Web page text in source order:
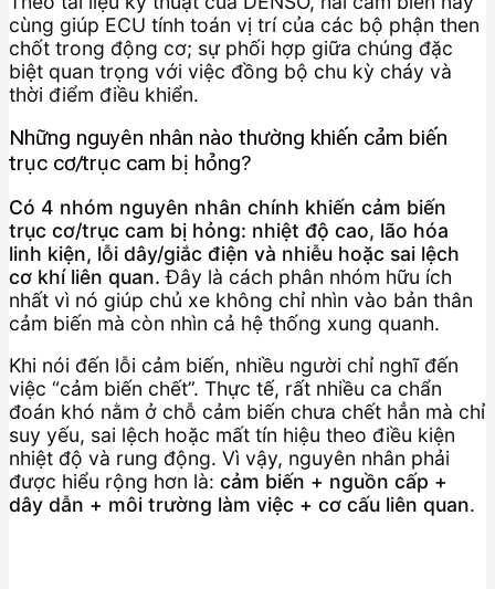
cùng giúp ECU tính toán vị trí của các bộ phận then
chốt trong động cơ; sự phối hợp giữa chúng đặc
biệt quan trọng với việc đồng bộ chu kỳ cháy và
thời điểm điều khiển.
Những nguyên nhân nào thường khiến cảm biến
trục cơ/trục cam bị hỏng?
Có 4 nhóm nguyên nhân chính khiến cảm biến
trục cơ/trục cam bị hỏng: nhiệt độ cao, lão hóa
linh kiện, lỗi dây/giắc điện và nhiễu hoặc sai lệch
cơ khí liên quan. Đây là cách phân nhóm hữu ích
nhất vì nó giúp chủ xe không chỉ nhìn vào bản thân
cảm biến mà còn nhìn cả hệ thống xung quanh.
Khi nói đến lỗi cảm biến, nhiều người chỉ nghĩ đến
việc “cảm biến chết”. Thực tế, rất nhiều ca chẩn
đoán khó nằm ở chỗ cảm biến chưa chết hẳn mà chỉ
suy yếu, sai lệch hoặc mất tín hiệu theo điều kiện
nhiệt độ và rung động. Vì vậy, nguyên nhân phải
được hiểu rộng hơn là: cảm biến + nguồn cấp +
dây dẫn + môi trường làm việc + cơ cấu liên quan.